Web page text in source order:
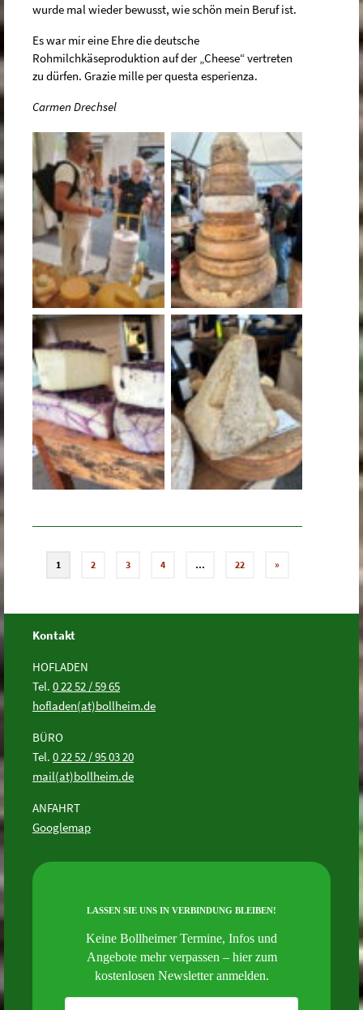
wurde mal wieder bewusst, wie schön mein Beruf ist.
Es war mir eine Ehre die deutsche
Rohmilchkäseproduktion auf der „Cheese“ vertreten
zu dürfen. Grazie mille per questa esperienza.
Carmen Drechsel
1 2 3 4 … 22 »
Kontakt
HOFLADEN
Tel. 0 22 52 / 59 65
hofladen(at)bollheim.de
BÜRO
Tel. 0 22 52 / 95 03 20
mail(at)bollheim.de
ANFAHRT
Googlemap
LASSEN SIE UNS IN VERBINDUNG BLEIBEN!
Keine Bollheimer Termine, Infos und
Angebote mehr verpassen – hier zum
kostenlosen Newsletter anmelden.